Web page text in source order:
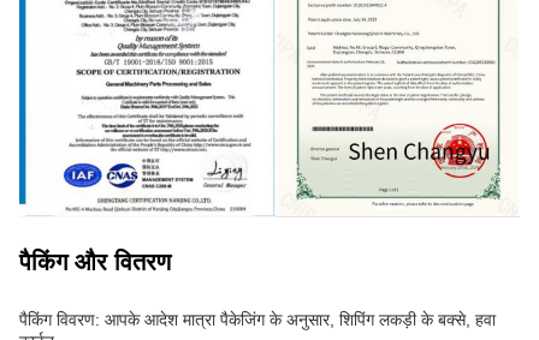
पैकिंग और वितरण
पैकिंग विवरण: आपके आदेश मात्रा पैकेजिंग के अनुसार, शिपिंग लकड़ी के बक्से, हवा